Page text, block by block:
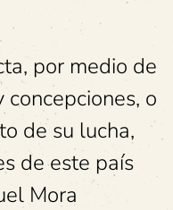
por medio de
o
de su lucha,
de este país
Mora